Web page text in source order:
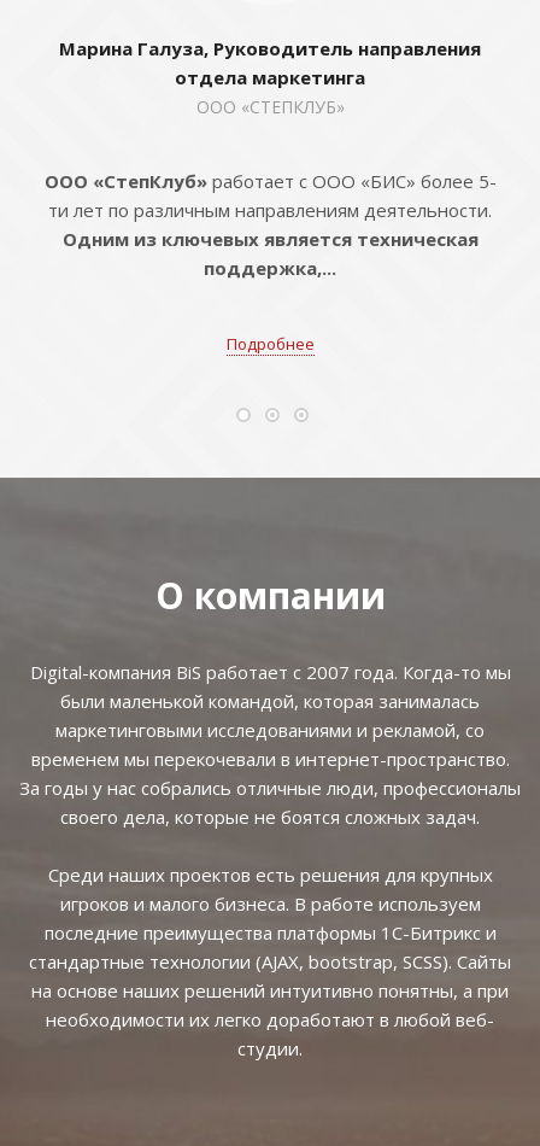
Марина Галуза, Руководитель направления
отдела маркетинга
ООО «СТЕПКЛУБ»
ООО «СтепКлуб»работает с ООО «БИС» более 5-
ти лет по различным направлениям деятельности.
Одним из ключевых является техническая
поддержка,...
Подробнее
О компании
Digital-компания BiS работает с 2007 года. Когда-то мы
были маленькой командой, которая занималась
маркетинговыми исследованиями и рекламой, со
временем мы перекочевали в интернет-пространство.
За годы у нас собрались отличные люди, профессионалы
своего дела, которые не боятся сложных задач.
Среди наших проектов есть решения для крупных
игроков и малого бизнеса. В работе используем
последние преимущества платформы 1С-Битрикс и
стандартные технологии (AJAX, bootstrap, SCSS). Сайты
на основе наших решений интуитивно понятны, а при
необходимости их легко доработают в любой веб-
студии.